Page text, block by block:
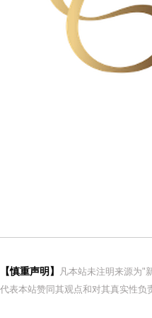
【慎重声明】
凡本站未注明来源为"
代表本站赞同其观点和对其真实性